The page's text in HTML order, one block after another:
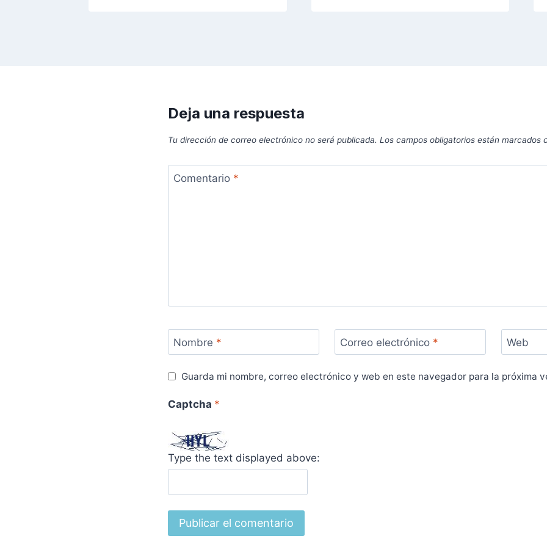
Deja una respuesta
Tu dirección de correo electrónico no será publicada. Los campos obligatorios están marcados
Comentario *
Nombre * Correo electrónico * Web
Guarda mi nombre, correo electrónico y web en este navegador para la próxima
Captcha *
Type the text displayed above: